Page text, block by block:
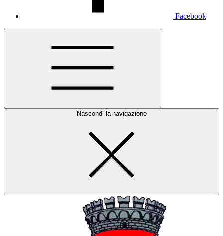
Facebook
Nascondi la navigazione